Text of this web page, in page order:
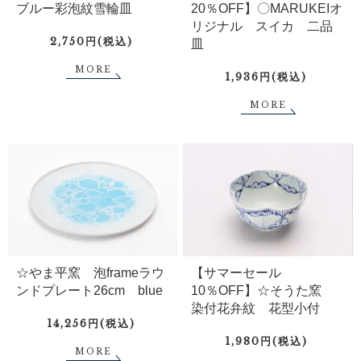
ブルー彩泡紋雪輪皿
2,750円(税込)
MORE
20％OFF】〇MARUKEIオ
リジナル スイカ 二品
皿
1,936円(税込)
MORE
☆やま平窯 泡frameラウ
ンドプレート26cm blue
14,256円(税込)
MORE
【サマーセール
10％OFF】☆そうた窯
染付花弁紋 花型小付
1,980円(税込)